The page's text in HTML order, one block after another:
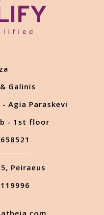
Galinis
Agia Paraskevi
- 1st floor
Peiraeus